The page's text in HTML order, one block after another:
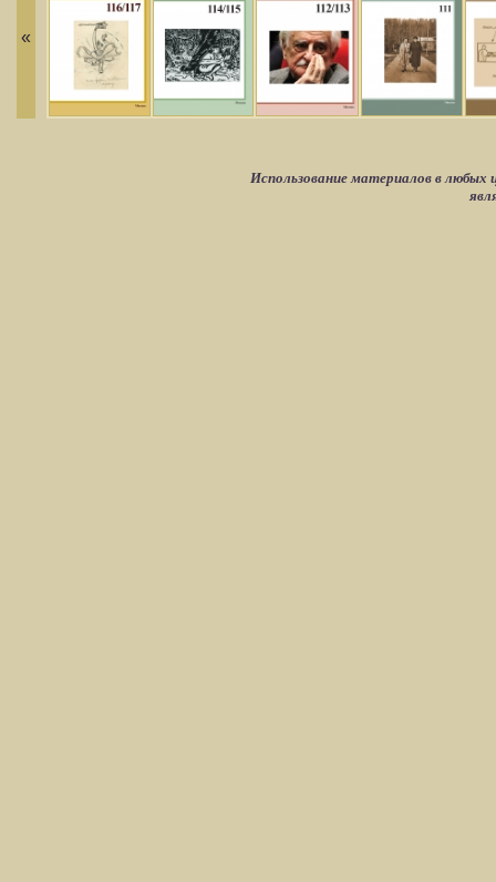
«
Использование материалов в любых